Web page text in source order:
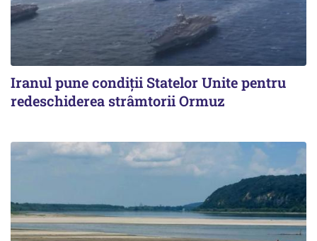
Iranul pune condiții Statelor Unite pentru
redeschiderea strâmtorii Ormuz